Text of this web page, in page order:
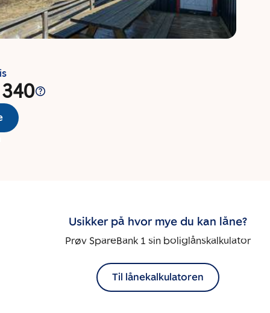
Usikker på hvor mye du kan låne?
Prøv SpareBank 1 sin boliglånskalkulator
Til lånekalkulatoren